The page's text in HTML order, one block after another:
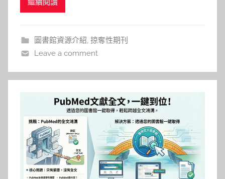
與肯定的基石，更是建立學術信譽的里程碑。我們將
說明圖書館如何在你學術發
繼續閱讀
圖書館資源介紹, 掠奪性期刊
Leave a comment